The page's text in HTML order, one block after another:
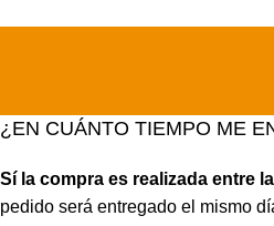
¿EN CUÁNTO TIEMPO ME
Sí la compra es realizada entre
pedido será entregado el mismo